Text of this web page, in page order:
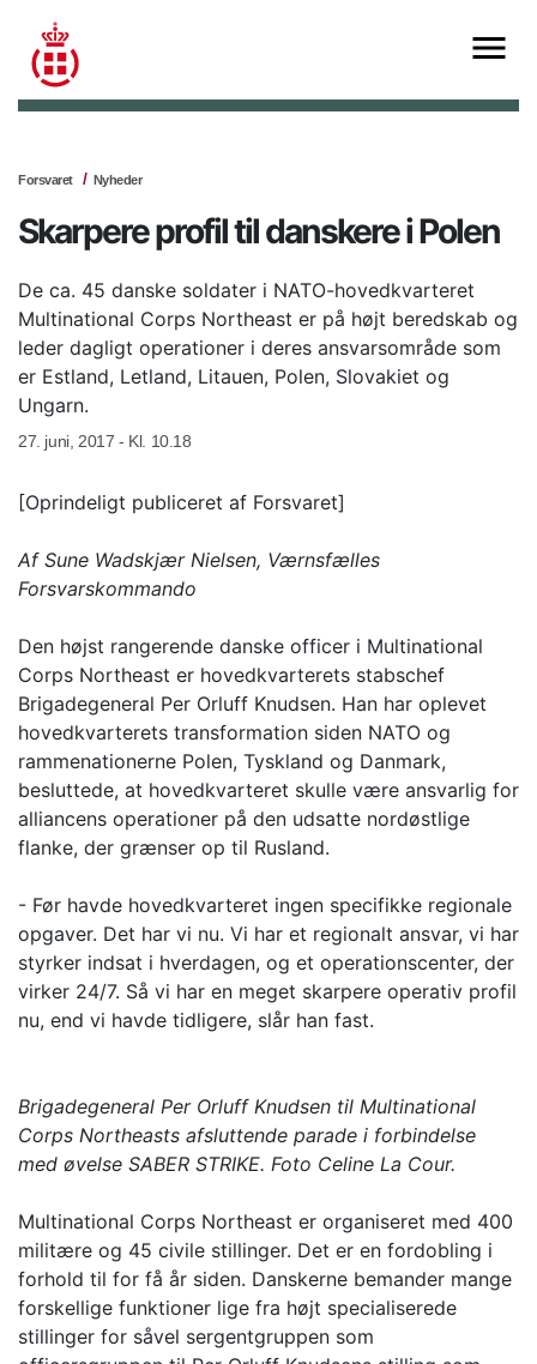
Forsvaret Nyheder
Skarpere profil til danskere i Polen
De ca. 45 danske soldater i NATO-hovedkvarteret
Multinational Corps Northeast er på højt beredskab og
leder dagligt operationer i deres ansvarsområde som
er Estland, Letland, Litauen, Polen, Slovakiet og
Ungarn.
27. juni, 2017 - Kl. 10.18
[Oprindeligt publiceret af Forsvaret]
Af Sune Wadskjær Nielsen, Værnsfælles
Forsvarskommando
Den højst rangerende danske officer i Multinational
Corps Northeast er hovedkvarterets stabschef
Brigadegeneral Per Orluff Knudsen. Han har oplevet
hovedkvarterets transformation siden NATO og
rammenationerne Polen, Tyskland og Danmark,
besluttede, at hovedkvarteret skulle være ansvarlig for
alliancens operationer på den udsatte nordøstlige
flanke, der grænser op til Rusland.
- Før havde hovedkvarteret ingen specifikke regionale
opgaver. Det har vi nu. Vi har et regionalt ansvar, vi har
styrker indsat i hverdagen, og et operationscenter, der
virker 24/7. Så vi har en meget skarpere operativ profil
nu, end vi havde tidligere, slår han fast.
Brigadegeneral Per Orluff Knudsen til Multinational
Corps Northeasts afsluttende parade i forbindelse
med øvelse SABER STRIKE. Foto Celine La Cour.
Multinational Corps Northeast er organiseret med 400
militære og 45 civile stillinger. Det er en fordobling i
forhold til for få år siden. Danskerne bemander mange
forskellige funktioner lige fra højt specialiserede
stillinger for såvel sergentgruppen som